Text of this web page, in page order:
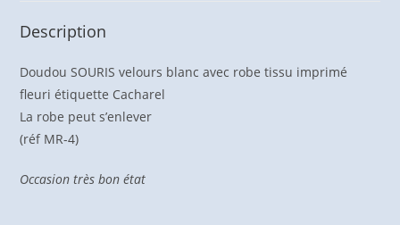
Description
Doudou SOURIS velours blanc avec robe tissu imprimé
fleuri étiquette Cacharel
La robe peut s’enlever
(réf MR-4)
Occasion très bon état